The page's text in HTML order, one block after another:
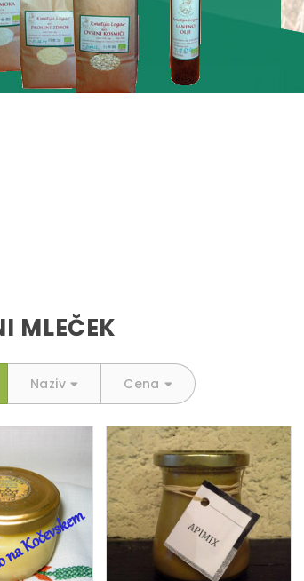
MLEČEK
Naziv Cena